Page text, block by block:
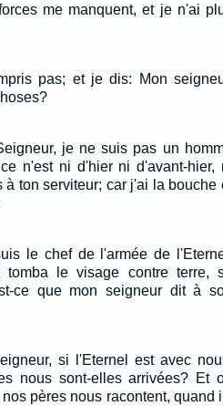
me manquent, et je n'ai
pas; et je dis: Mon
je ne suis pas un
n'est ni d'hier ni d'avant-hier,
à ton serviteur; car j'ai la bouche
le chef de l'armée de
tomba le visage contre terre,
ce que mon seigneur dit à
si l'Eternel est avec
nous sont-elles arrivées? Et
pères nous racontent, quand